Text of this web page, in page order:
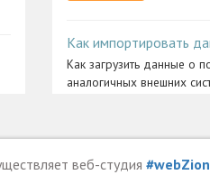
Как импортировать
Как загрузить данные о
аналогичных внешних
Как установить
веб-студия #webZion